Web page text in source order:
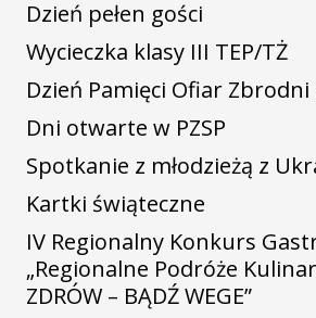
Dzień pełen gości
Wycieczka klasy III TEP/TŻ
Dzień Pamięci Ofiar
Dni otwarte w PZSP
Spotkanie z młodzieżą z
Kartki świąteczne
IV Regionalny Konkurs
„Regionalne Podróże
ZDRÓW – BĄDŹ WEGE”